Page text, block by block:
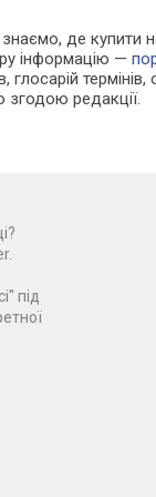
де купити
інформацію —
термінів,
згодою редакції.
під